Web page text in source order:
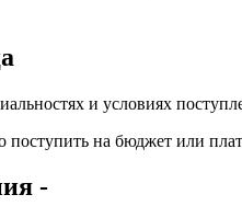
и условиях
поступить на бюджет или
-